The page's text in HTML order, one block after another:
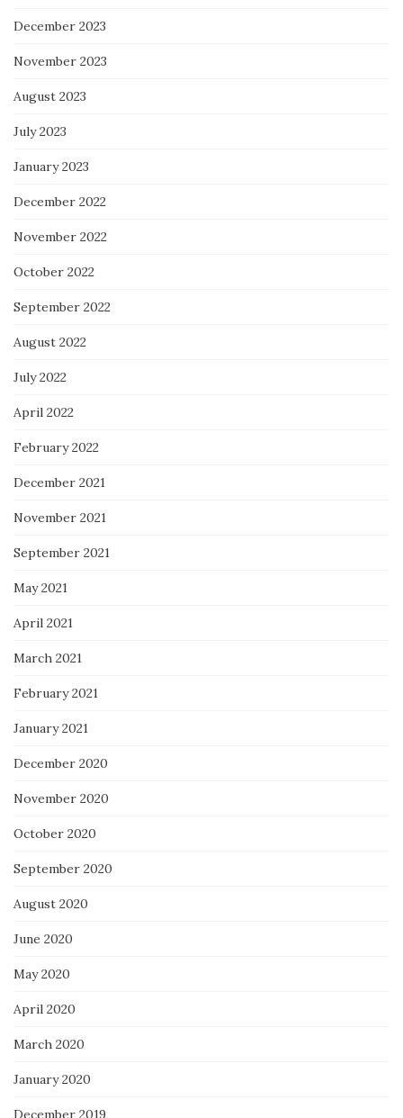
December 2023
November 2023
August 2023
July 2023
January 2023
December 2022
November 2022
October 2022
September 2022
August 2022
July 2022
April 2022
February 2022
December 2021
November 2021
September 2021
May 2021
April 2021
March 2021
February 2021
January 2021
December 2020
November 2020
October 2020
September 2020
August 2020
June 2020
May 2020
April 2020
March 2020
January 2020
December 2019